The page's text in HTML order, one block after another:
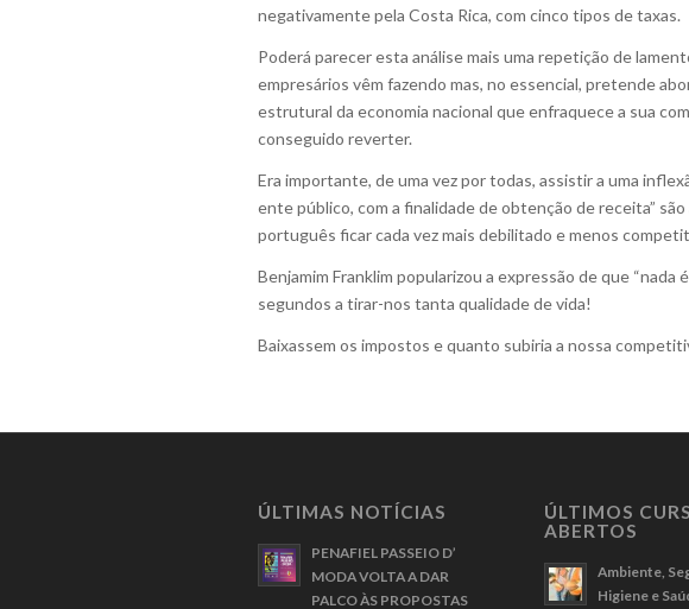
negativamente pela Costa Rica, com cinco tipos de taxas.
Poderá parecer esta análise mais uma repetição de
empresários vêm fazendo mas, no essencial, pretende
estrutural da economia nacional que enfraquece a sua
conseguido reverter.
Era importante, de uma vez por todas, assistir a uma
ente público, com a finalidade de obtenção de receita”
português ficar cada vez mais debilitado e menos
Benjamim Franklim popularizou a expressão de que
segundos a tirar-nos tanta qualidade de vida!
Baixassem os impostos e quanto subiria a nossa
ÚLTIMAS NOTÍCIAS
PENAFIEL PASSEIO D’
MODA VOLTA A DAR
PALCO ÀS PROPOSTAS
ÚLTIMOS
ABERTOS
Ambiente,
Higiene e